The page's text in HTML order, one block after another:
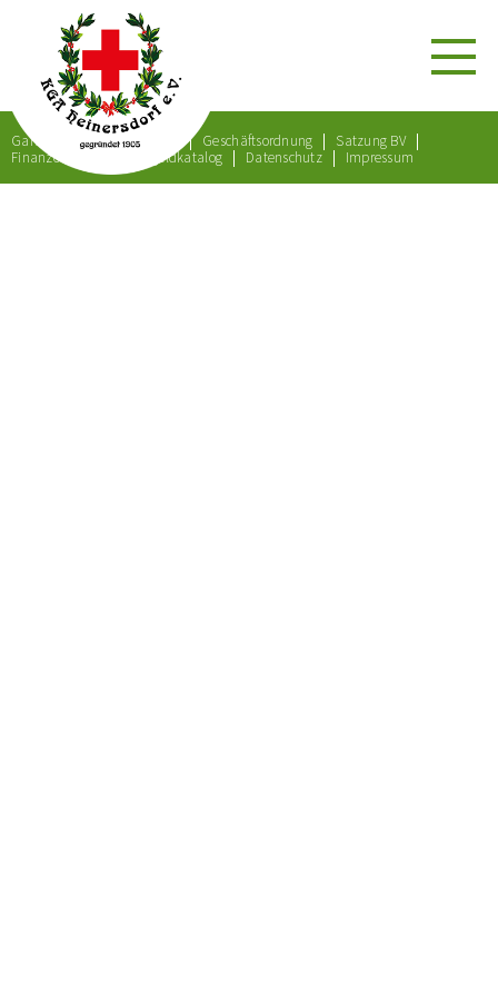
Gartenordnung Satzung Geschäftsordnung
Satzung BV
Finanzordnung
Bußgeldkatalog Datenschutz Impressum